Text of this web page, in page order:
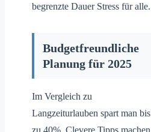
begrenzte Dauer Stress für alle.
Budgetfreundliche
Planung für 2025
Im Vergleich zu
Langzeiturlauben spart man bis